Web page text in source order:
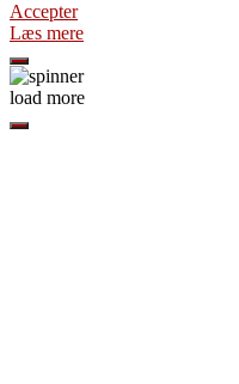
Accepter
Læs mere
load more